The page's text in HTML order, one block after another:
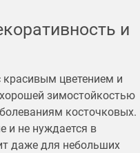
и
красивым цветением и
зимостойкостью
косточковых.
и не нуждается в
даже для небольших